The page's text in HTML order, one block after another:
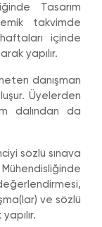
Tasarım
takvimde
içinde
yapılır.
danışman
Üyelerden
dalından da
sözlü sınava
ve sözlü